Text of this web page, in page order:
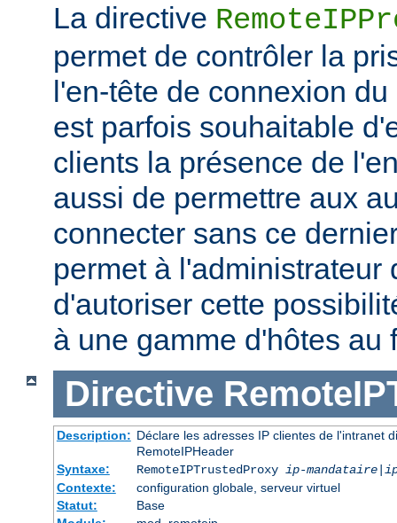
La directive
permet de contrôler la
l'en-tête de connexion
est parfois souhaitable
clients la présence de
aussi de permettre aux
connecter sans ce
permet à l'administrateur
d'autoriser cette
à une gamme d'hôtes au
Directive
Description: Déclare les adresses IP clientes de l'intranet
RemoteIPHeader
Syntaxe:
RemoteIPTrustedProxy ip-mandataire|
Contexte:
configuration globale, serveur virtuel
Statut:
Base